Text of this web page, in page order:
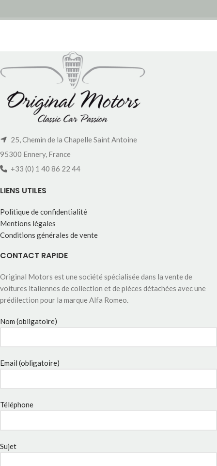
25, Chemin de la Chapelle Saint Antoine
95300 Ennery, France
+33 (0) 1 40 86 22 44
LIENS UTILES
Politique de confidentialité
Mentions légales
Conditions générales de vente
CONTACT RAPIDE
Original Motors est une société spécialisée dans la vente de
voitures italiennes de collection et de pièces détachées avec une
prédilection pour la marque Alfa Romeo.
Nom (obligatoire)
Email (obligatoire)
Téléphone
Sujet